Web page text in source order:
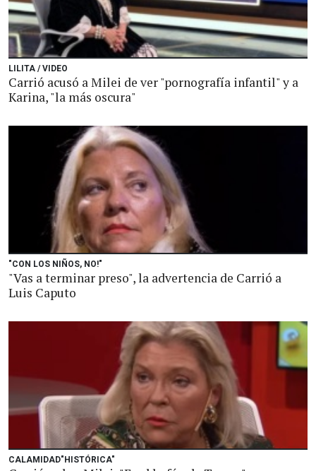
LILITA / VIDEO
Carrió acusó a Milei de ver "pornografía infantil" y a
Karina, "la más oscura"
"CON LOS NIÑOS, NO!"
"Vas a terminar preso", la advertencia de Carrió a
Luis Caputo
CALAMIDAD"HISTÓRICA"